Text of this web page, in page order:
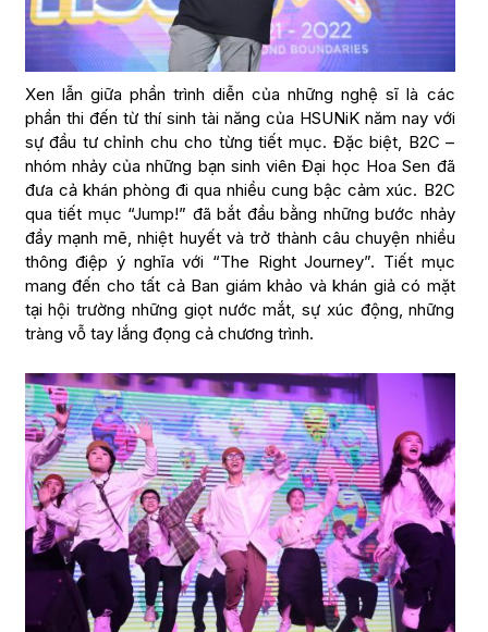
Xen lẫn giữa phần trình diễn của những nghệ sĩ là các
phần thi đến từ thí sinh tài năng của HSUNiK năm nay với
sự đầu tư chỉnh chu cho từng tiết mục. Đặc biệt, B2C –
nhóm nhảy của những bạn sinh viên Đại học Hoa Sen đã
đưa cả khán phòng đi qua nhiều cung bậc cảm xúc. B2C
qua tiết mục “Jump!” đã bắt đầu bằng những bước nhảy
đầy mạnh mẽ, nhiệt huyết và trở thành câu chuyện nhiều
thông điệp ý nghĩa với “The Right Journey”. Tiết mục
mang đến cho tất cả Ban giám khảo và khán giả có mặt
tại hội trường những giọt nước mắt, sự xúc động, những
tràng vỗ tay lắng đọng cả chương trình.